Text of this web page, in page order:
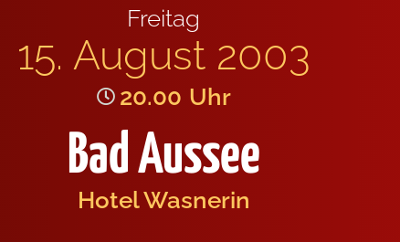
Freitag
15. August 2003
20.00 Uhr
Bad Aussee
Hotel Wasnerin